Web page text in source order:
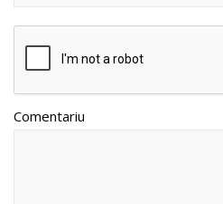
Comentariu